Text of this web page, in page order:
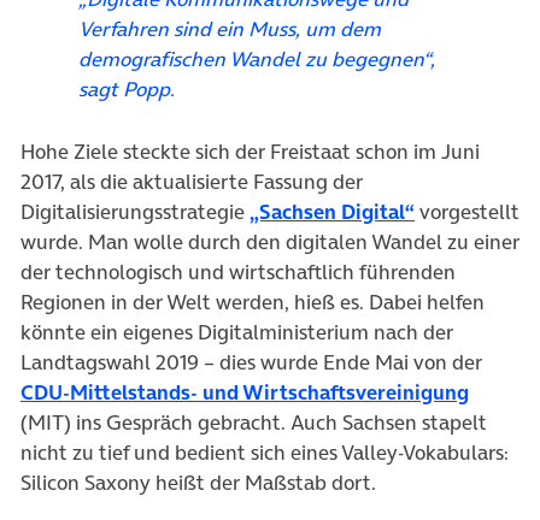
Verfahren sind ein Muss, um dem
demografischen Wandel zu begegnen“,
sagt Popp.
Hohe Ziele steckte sich der Freistaat schon im Juni
2017, als die aktualisierte Fassung der
Digitalisierungsstrategie„Sachsen Digital“ (öffnet in
vorgestellt
wurde. Man wolle durch den digitalen Wandel zu einer
der technologisch und wirtschaftlich führenden
Regionen in der Welt werden, hieß es. Dabei helfen
könnte ein eigenes Digitalministerium nach der
Landtagswahl 2019 – dies wurde Ende Mai von der
CDU-Mittelstands- und Wirtschaftsvereinigung(öffnet
(MIT) ins Gespräch gebracht. Auch Sachsen stapelt
nicht zu tief und bedient sich eines Valley-Vokabulars:
Silicon Saxony heißt der Maßstab dort.